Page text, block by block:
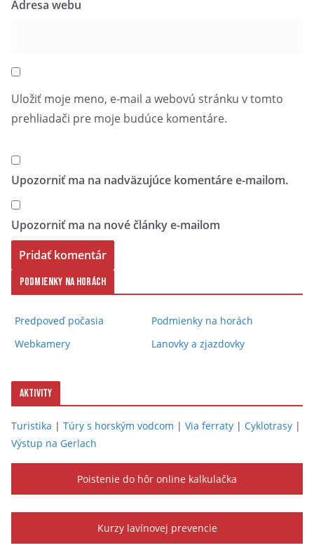
Adresa webu
Uložiť moje meno, e-mail a webovú stránku v tomto
prehliadači pre moje budúce komentáre.
Upozorniť ma na nadväzujúce komentáre e-mailom.
Upozorniť ma na nové články e-mailom
Podmienky na horách
Predpoveď počasia
Webkamery
Podmienky na horách
Lanovky a zjazdovky
Aktivity
Turistika | Túry s horským vodcom | Via ferraty | Cyklotrasy |
Výstup na Gerlach
Poistenie do hôr online kalkulačka
Kurzy lavínovej prevencie